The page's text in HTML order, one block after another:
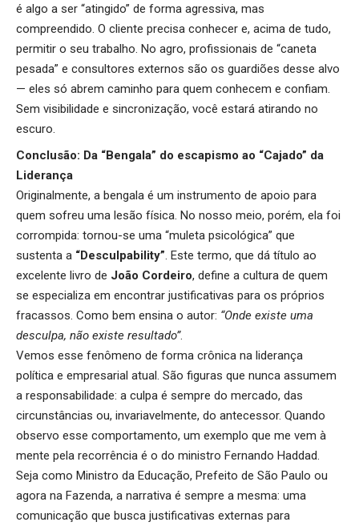
é algo a ser “atingido” de forma agressiva, mas
compreendido. O cliente precisa conhecer e, acima de tudo,
permitir o seu trabalho. No agro, profissionais de “caneta
pesada” e consultores externos são os guardiões desse alvo
— eles só abrem caminho para quem conhecem e confiam.
Sem visibilidade e sincronização, você estará atirando no
escuro.
Conclusão: Da “Bengala” do escapismo ao “Cajado” da
Liderança
Originalmente, a bengala é um instrumento de apoio para
quem sofreu uma lesão física. No nosso meio, porém, ela foi
corrompida: tornou-se uma “muleta psicológica” que
sustenta a “Desculpability”. Este termo, que dá título ao
excelente livro de João Cordeiro, define a cultura de quem
se especializa em encontrar justificativas para os próprios
fracassos. Como bem ensina o autor: “Onde existe uma
desculpa, não existe resultado”.
Vemos esse fenômeno de forma crônica na liderança
política e empresarial atual. São figuras que nunca assumem
a responsabilidade: a culpa é sempre do mercado, das
circunstâncias ou, invariavelmente, do antecessor. Quando
observo esse comportamento, um exemplo que me vem à
mente pela recorrência é o do ministro Fernando Haddad.
Seja como Ministro da Educação, Prefeito de São Paulo ou
agora na Fazenda, a narrativa é sempre a mesma: uma
comunicação que busca justificativas externas para